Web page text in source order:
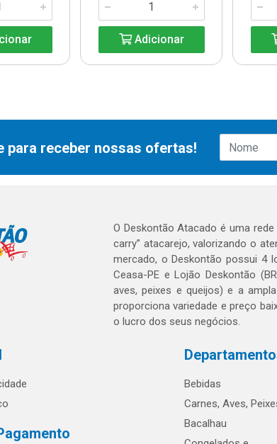
Adicionar
para receber nossas ofertas!
O Deskontão Atacado é uma
carry” atacarejo, valorizando o
mercado, o Deskontão possui 4
Ceasa-PE e Lojão Deskontão
aves, peixes e queijos) e a
proporciona variedade e preço
o lucro dos seus negócios.
Bebidas
Carnes, Aves,
Bacalhau